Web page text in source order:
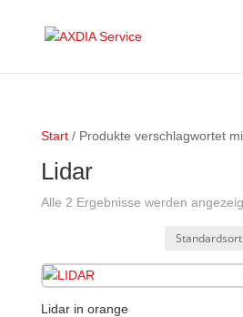
Start/ Produkte verschlagwortet
Lidar
Alle 2 Ergebnisse werden
Lidar in orange